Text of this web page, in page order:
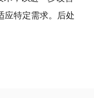
应特定需求。后处